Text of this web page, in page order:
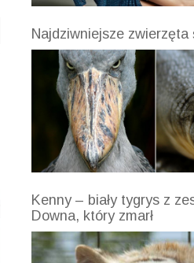
Najdziwniejsze zwierzęta
Kenny – biały tygrys z
Downa, który zmarł